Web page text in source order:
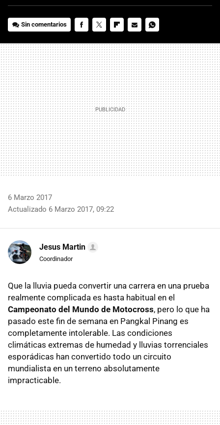
Sin comentarios
MAIL
6 Marzo 2017
Actualizado 6 Marzo 2017, 09:22
Jesus Martin
Coordinador
Que la lluvia pueda convertir una carrera en una prueba
realmente complicada es hasta habitual en el
Campeonato del Mundo de Motocross, pero lo que ha
pasado este fin de semana en Pangkal Pinang es
completamente intolerable. Las condiciones
climáticas extremas de humedad y lluvias torrenciales
esporádicas han convertido todo un circuito
mundialista en un terreno absolutamente
impracticable.